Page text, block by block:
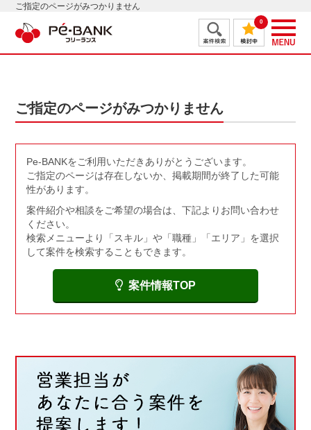
ご指定のページがみつかりません
0
ご指定のページがみつかりません
Pe-BANKをご利用いただきありがとうございます。
ご指定のページは存在しないか、掲載期間が終了した可能
性があります。
案件紹介や相談をご希望の場合は、下記よりお問い合わせ
ください。
検索メニューより「スキル」や「職種」「エリア」を選択
して案件を検索することもできます。
案件情報TOP